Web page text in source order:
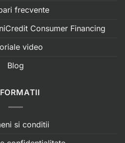
frecvente
Consumer Financing
video
Blog
si conditii